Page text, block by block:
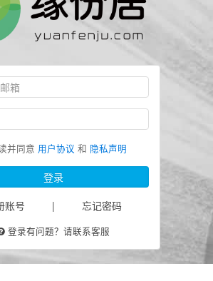
并同意 用户协议 和 隐私声明
登录
账号
| 忘记密码
登录有问题？请联系客服